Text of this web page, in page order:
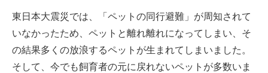
東日本大震災では、「ペットの同行避難」が周知されて
いなかったため、ペットと離れ離れになってしまい、そ
の結果多くの放浪するペットが生まれてしまいました。
そして、今でも飼育者の元に戻れないペットが多数いま